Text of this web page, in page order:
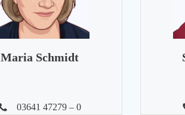
Maria Schmidt
03641 47279 – 0